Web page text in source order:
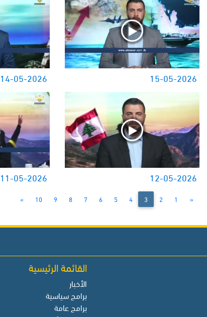
15-05-2026
14-05-2026
12-05-2026
11-05-2026
«
1
2
3
4
5
6
7
8
9
10
»
القائمة الرئيسية
الأخبار
برامج سياسية
برامج عامة